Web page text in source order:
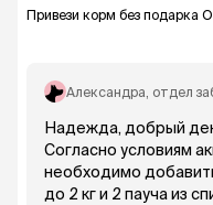
Привези корм без подарка
Александра , отдел
Надежда, добрый
Согласно условиям
необходимо
до 2 кг и 2 пауча из